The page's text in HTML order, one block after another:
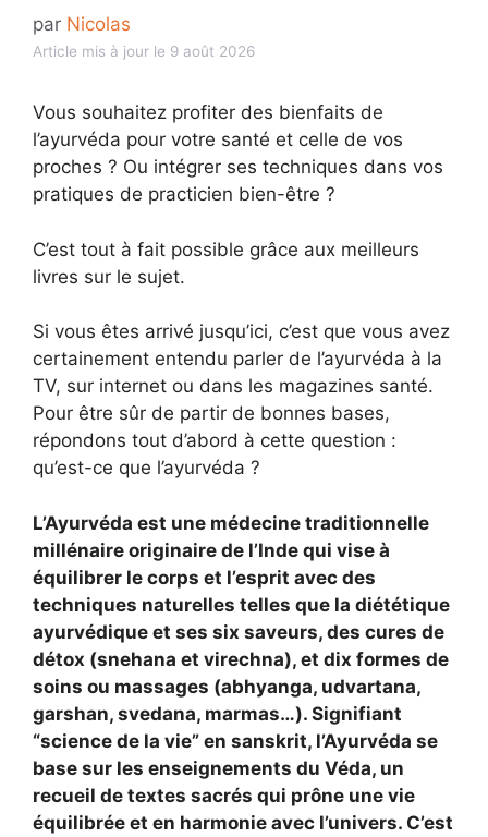
par Nicolas
Article mis à jour le 9 août 2026
Vous souhaitez profiter des bienfaits de
l’ayurvéda pour votre santé et celle de vos
proches ? Ou intégrer ses techniques dans vos
pratiques de practicien bien-être ?
C’est tout à fait possible grâce aux meilleurs
livres sur le sujet.
Si vous êtes arrivé jusqu’ici, c’est que vous avez
certainement entendu parler de l’ayurvéda à la
TV, sur internet ou dans les magazines santé.
Pour être sûr de partir de bonnes bases,
répondons tout d’abord à cette question :
qu’est-ce que l’ayurvéda ?
L’Ayurvéda est une médecine traditionnelle
millénaire originaire de l’Inde qui vise à
équilibrer le corps et l’esprit avec des
techniques naturelles telles que la diététique
ayurvédique et ses six saveurs, des cures de
détox (snehana et virechna), et dix formes de
soins ou massages (abhyanga, udvartana,
garshan, svedana, marmas…). Signifiant
“science de la vie” en sanskrit, l’Ayurvéda se
base sur les enseignements du Véda, un
recueil de textes sacrés qui prône une vie
équilibrée et en harmonie avec l’univers. C’est